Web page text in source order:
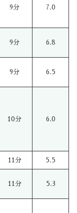
9分 7.0
9分 6.8
9分 6.5
10分 6.0
11分 5.5
11分 5.3